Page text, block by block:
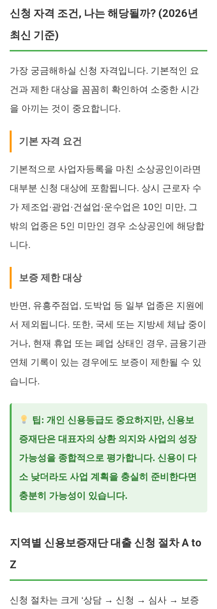
신청 자격 조건, 나는 해당될까? (2026년
최신 기준)
가장 궁금해하실 신청 자격입니다. 기본적인 요
건과 제한 대상을 꼼꼼히 확인하여 소중한 시간
을 아끼는 것이 중요합니다.
기본 자격 요건
기본적으로 사업자등록을 마친 소상공인이라면
대부분 신청 대상에 포함됩니다. 상시 근로자 수
가 제조업·광업·건설업·운수업은 10인 미만, 그
밖의 업종은 5인 미만인 경우 소상공인에 해당합
니다.
보증 제한 대상
반면, 유흥주점업, 도박업 등 일부 업종은 지원에
서 제외됩니다. 또한, 국세 또는 지방세 체납 중이
거나, 현재 휴업 또는 폐업 상태인 경우, 금융기관
연체 기록이 있는 경우에도 보증이 제한될 수 있
습니다.
팁: 개인 신용등급도 중요하지만, 신용보
증재단은 대표자의 상환 의지와 사업의 성장
가능성을 종합적으로 평가합니다. 신용이 다
소 낮더라도 사업 계획을 충실히 준비한다면
충분히 가능성이 있습니다.
지역별 신용보증재단 대출 신청 절차 A to
Z
신청 절차는 크게 ‘상담 → 신청 → 심사 → 보증